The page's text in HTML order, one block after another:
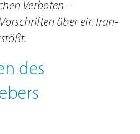
Verboten –
über ein Iran-
des